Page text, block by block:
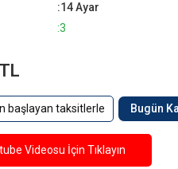
:14 Ayar
:3
başlayan taksitlerle Bugün
Videosu İçin Tıklayın